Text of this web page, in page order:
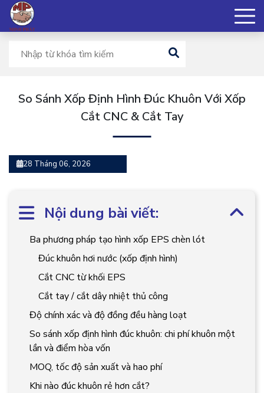
So Sánh Xốp Định Hình Đúc Khuôn Với Xốp
Cắt CNC & Cắt Tay
28 Tháng 06, 2026
Nội dung bài viết:
Ba phương pháp tạo hình xốp EPS chèn lót
Đúc khuôn hơi nước (xốp định hình)
Cắt CNC từ khối EPS
Cắt tay / cắt dây nhiệt thủ công
Độ chính xác và độ đồng đều hàng loạt
So sánh xốp định hình đúc khuôn: chi phí khuôn một
lần và điểm hòa vốn
MOQ, tốc độ sản xuất và hao phí
Khi nào đúc khuôn rẻ hơn cắt?